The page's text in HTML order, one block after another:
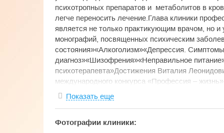
психотропных препаратов и метаболитов в
легче переносить лечение.Глава клиники
является не только практикующим врачом, но
монографий, посвященных психическим
состояния»«Алкоголизм»«Депрессия.
диагноз»«Шизофрения»«Неправильное
психотерапевта»Достижения Виталия
международного конкурса «Профессия –
настоящих специалистов и профессионалов
Психиатры, психотерапевты, доктора и
смежных специальностей — иммунологи,
Показать еще
Фотографии клиники: